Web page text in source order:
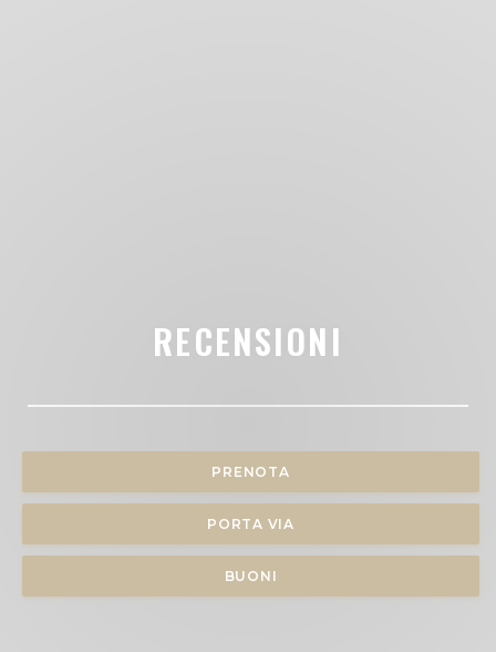
RECENSIONI
PRENOTA
PORTA VIA
BUONI